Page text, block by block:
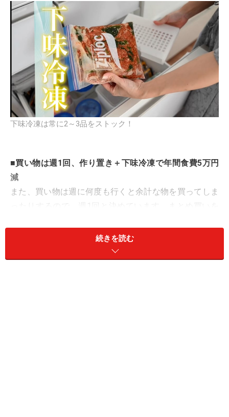
下味冷凍は常に2～3品をストック！
■買い物は週1回、作り置き＋下味冷凍で年間食費5万円
減
また、買い物は週に何度も行くと余計な物を買ってしま
無駄な出費が減ります。我が家の場合、食費が年間で5
続きを読む